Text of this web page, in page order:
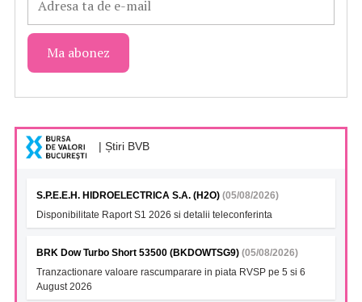
| Știri BVB
S.P.E.E.H. HIDROELECTRICA S.A. (H2O) (05/08/2026)
Disponibilitate Raport S1 2026 si detalii teleconferinta
BRK Dow Turbo Short 53500 (BKDOWTSG9) (05/08/2026)
Tranzactionare valoare rascumparare in piata RVSP pe 5 si 6
August 2026